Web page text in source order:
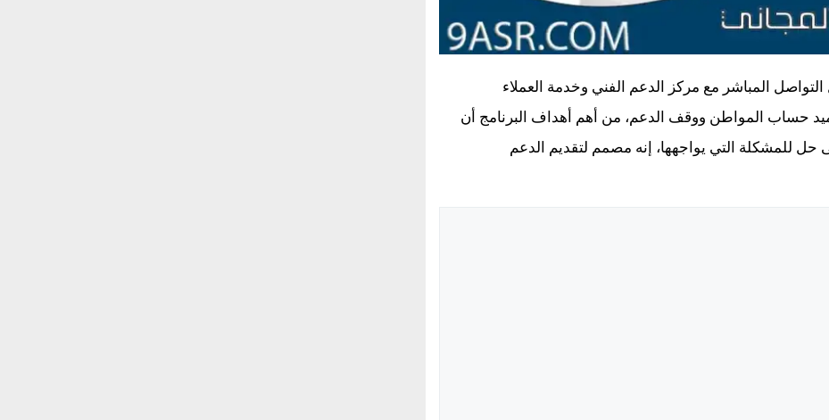
المباشر مع مركز الدعم الفني وخدمة العملاء
حساب المواطن ووقف الدعم، من أهم أهداف البرنامج أن
حل للمشكلة التي يواجهها، إنه مصمم لتقديم الدعم